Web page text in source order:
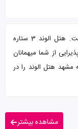
تور مشهد از یزد هتل الوند با تضمین بهترین قیمت. هتل الوند 3 ستاره
از شما میهمانان
هتل الوند را در
مشاهده بیشتر